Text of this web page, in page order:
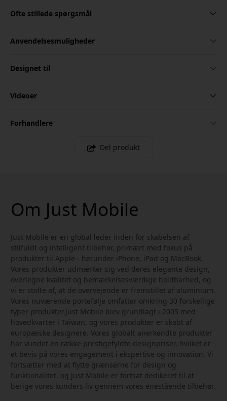
Ofte stillede spørgsmål
Anvendelsesmuligheder
Designet til
Videoer
Forhandlere
Del produkt
Om Just Mobile
Just Mobile er en global leder inden for skabelsen af
stilfuldt og intelligent tilbehør, primært med fokus på
produkter til Apple - herunder iPhone, iPad og MacBook.
Vores produkter udmærker sig ved deres elegante design,
overlegne kvalitet og bemærkelsesværdige holdbarhed, og
vi er stolte af, at de overvejende er fremstillet af aluminium.
Vores nuværende portefølje omfatter omkring 30 forskellige
typer produkter.Just Mobile blev grundlagt i 2005 med
hovedkvarter i Taiwan, og vores produkter er skabt af
europæiske designere. Vores globalt anerkendte produkter
har vundet en række prestigefyldte designpriser, hvilket er
et bevis på vores engagement i ekspertise og innovation. Vi
fortsætter med at flytte grænserne for design og
funktionalitet, og Just Mobile er fortsat dedikeret til at
berige vores kunders liv gennem vores enestående tilbehør.